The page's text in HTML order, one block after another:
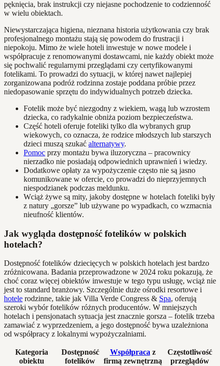
pęknięcia, brak instrukcji czy niejasne pochodzenie to codzienność
w wielu obiektach.
Niewystarczająca higiena, nieznana historia użytkowania czy brak
profesjonalnego montażu stają się powodem do frustracji i
niepokoju. Mimo że wiele hoteli inwestuje w nowe modele i
współpracuje z renomowanymi dostawcami, nie każdy obiekt może
się pochwalić regularnymi przeglądami czy certyfikowanymi
fotelikami. To prowadzi do sytuacji, w której nawet najlepiej
zorganizowana podróż rodzinna zostaje poddana próbie przez
niedopasowanie sprzętu do indywidualnych potrzeb dziecka.
Fotelik może być niezgodny z wiekiem, wagą lub wzrostem
dziecka, co radykalnie obniża poziom bezpieczeństwa.
Część hoteli oferuje foteliki tylko dla wybranych grup
wiekowych, co oznacza, że rodzice młodszych lub starszych
dzieci muszą szukać alternatywy.
Pomoc przy montażu bywa iluzoryczna – pracownicy
nierzadko nie posiadają odpowiednich uprawnień i wiedzy.
Dodatkowe opłaty za wypożyczenie często nie są jasno
komunikowane w ofercie, co prowadzi do nieprzyjemnych
niespodzianek podczas meldunku.
Wciąż żywe są mity, jakoby dostępne w hotelach foteliki były
z natury „gorsze” lub używane po wypadkach, co wzmacnia
nieufność klientów.
Jak wygląda dostępność fotelików w polskich
hotelach?
Dostępność fotelików dziecięcych w polskich hotelach jest bardzo
zróżnicowana. Badania przeprowadzone w 2024 roku pokazują, że
choć coraz więcej obiektów inwestuje w tego typu usługę, wciąż nie
jest to standard branżowy. Szczególnie duże ośrodki resortowe i
hotele rodzinne, takie jak Villa Verde Congress & Spa, oferują
szeroki wybór fotelików różnych producentów. W mniejszych
hotelach i pensjonatach sytuacja jest znacznie gorsza – fotelik trzeba
zamawiać z wyprzedzeniem, a jego dostępność bywa uzależniona
od współpracy z lokalnymi wypożyczalniami.
Kategoria
obiektu
Dostępność
fotelików
Współpraca z
firmą zewnętrzną
Częstotliwość
przeglądów